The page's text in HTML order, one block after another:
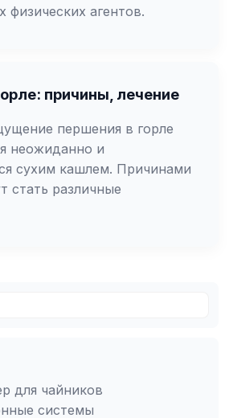
физических агентов.
причины, лечение
першения в горле
неожиданно и
сухим кашлем. Причинами
стать различные
для чайников
системы